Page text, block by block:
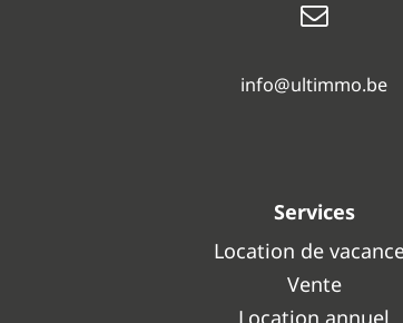
info@ultimmo.be
Services
Location de
Vente
Location annuel